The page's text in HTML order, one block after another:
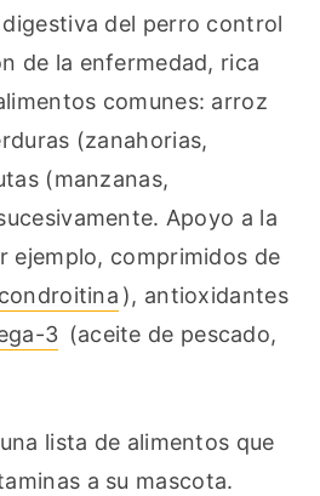
del perro control
de la enfermedad, rica
comunes: arroz
(zanahorias,
(manzanas,
Apoyo a la
ejemplo, comprimidos de
), antioxidantes
3 (aceite de pescado,
lista de alimentos que
a su mascota.